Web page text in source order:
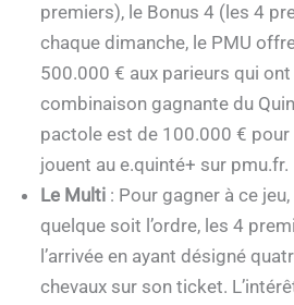
premiers), le Bonus 4 (les 4
chaque dimanche, le PMU
500.000 € aux parieurs qui
combinaison gagnante du
pactole est de 100.000 € pour
jouent au e.quinté+ sur pmu.fr.
Le Multi : Pour gagner à ce
quelque soit l’ordre, les 4
l’arrivée en ayant désigné
chevaux sur son ticket.